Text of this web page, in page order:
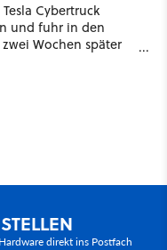
Cybertruck
und fuhr in den
Wochen später
direkt ins Postfach